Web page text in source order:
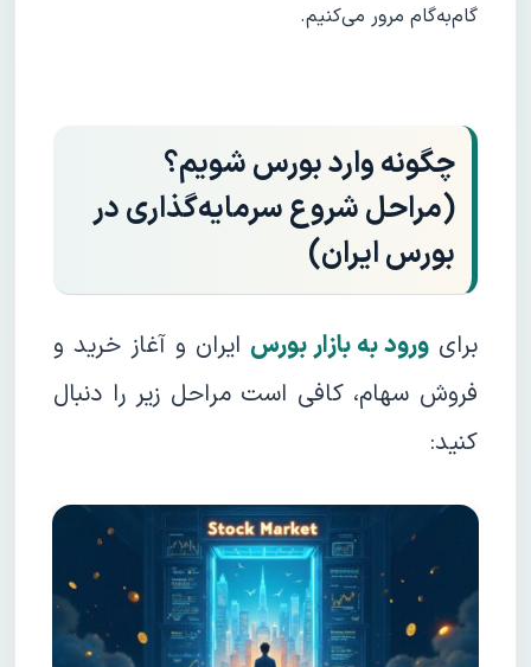
گام‌به‌گام مرور می‌کنیم.
چگونه وارد بورس شویم؟
(مراحل شروع سرمایه‌گذاری در
بورس ایران)
برای ورود به بازار بورس ایران و آغاز خرید و
فروش سهام، کافی است مراحل زیر را دنبال
کنید: